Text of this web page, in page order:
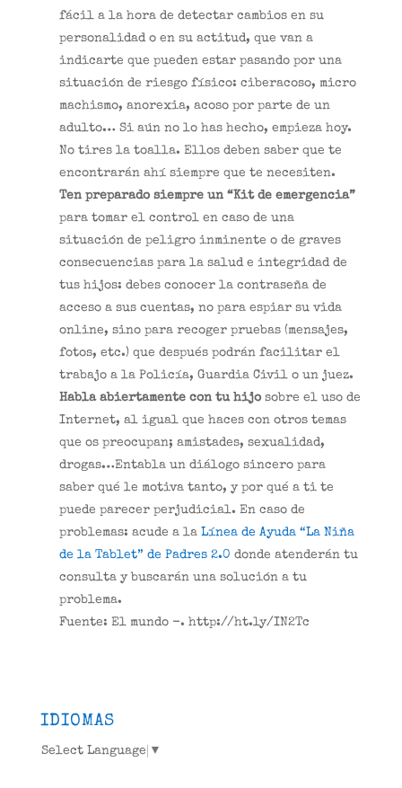
fácil a la hora de detectar cambios en su
personalidad o en su actitud, que van a
indicarte que pueden estar pasando por una
situación de riesgo físico: ciberacoso, micro
machismo, anorexia, acoso por parte de un
adulto… Si aún no lo has hecho, empieza hoy.
No tires la toalla. Ellos deben saber que te
encontrarán ahí siempre que te necesiten.
Ten preparado siempre un “Kit de emergencia”
para tomar el control en caso de una
situación de peligro inminente o de graves
consecuencias para la salud e integridad de
tus hijos: debes conocer la contraseña de
acceso a sus cuentas, no para espiar su vida
online, sino para recoger pruebas (mensajes,
fotos, etc.) que después podrán facilitar el
trabajo a la Policía, Guardia Civil o un juez.
Habla abiertamente con tu hijosobre el uso de
Internet, al igual que haces con otros temas
que os preocupan; amistades, sexualidad,
drogas…Entabla un diálogo sincero para
saber qué le motiva tanto, y por qué a ti te
puede parecer perjudicial. En caso de
problemas: acude a laLínea de Ayuda “La Niña
de la Tablet” de Padres 2.0 donde atenderán tu
consulta y buscarán una solución a tu
problema.
Fuente: El mundo -. http://ht.ly/IN2Tc
IDIOMAS
Select Language ▼